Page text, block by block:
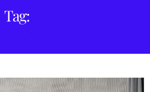
Tag: